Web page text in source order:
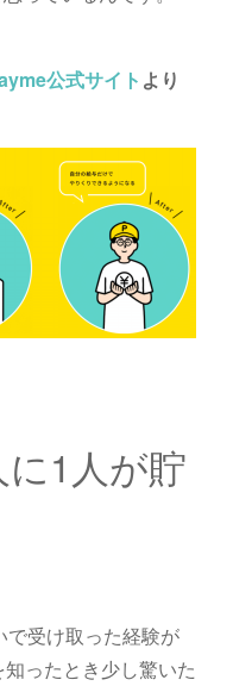
公式サイト より
1人が貯
受け取った経験が
ったとき少し驚いた